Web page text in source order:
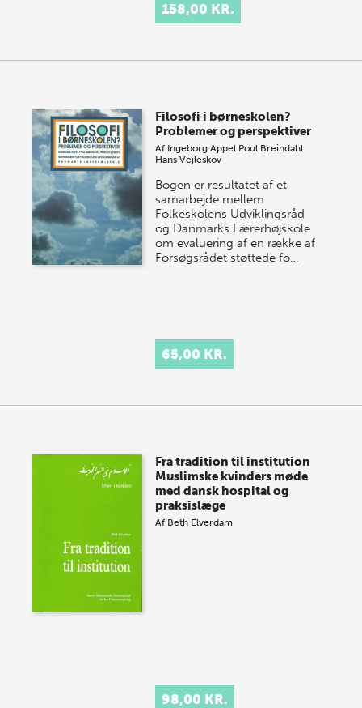
158,00 KR.
Filosofi i børneskolen?
Problemer og perspektiver
Af Ingeborg Appel Poul Breindahl
Hans Vejleskov
Bogen er resultatet af et
samarbejde mellem
Folkeskolens Udviklingsråd
og Danmarks Lærerhøjskole
om evaluering af en række af
Forsøgsrådet støttede fo…
65,00 KR.
Fra tradition til institution
Muslimske kvinders møde
med dansk hospital og
praksislæge
Af Beth Elverdam
98,00 KR.